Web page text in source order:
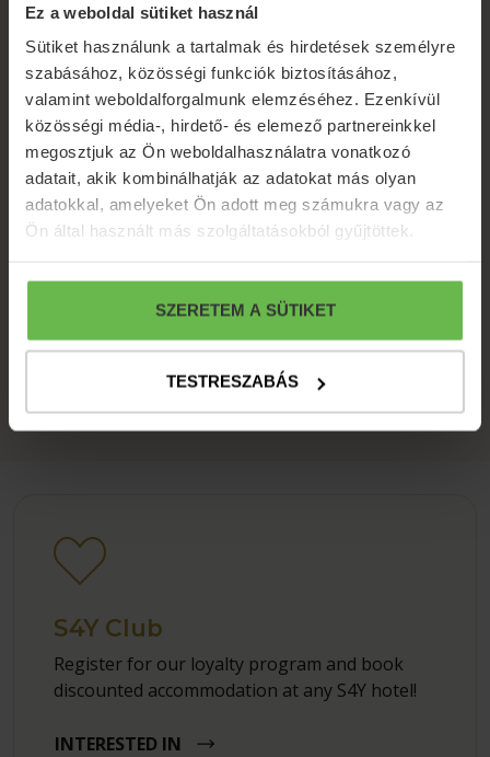
Ez a weboldal sütiket használ
Sütiket használunk a tartalmak és hirdetések személyre
szabásához, közösségi funkciók biztosításához,
valamint weboldalforgalmunk elemzéséhez. Ezenkívül
közösségi média-, hirdető- és elemező partnereinkkel
megosztjuk az Ön weboldalhasználatra vonatkozó
adatait, akik kombinálhatják az adatokat más olyan
adatokkal, amelyeket Ön adott meg számukra vagy az
Ön által használt más szolgáltatásokból gyűjtöttek.
SZERETEM A SÜTIKET
TESTRESZABÁS
S4Y Club
Register for our loyalty program and book
discounted accommodation at any S4Y hotel!
INTERESTED IN